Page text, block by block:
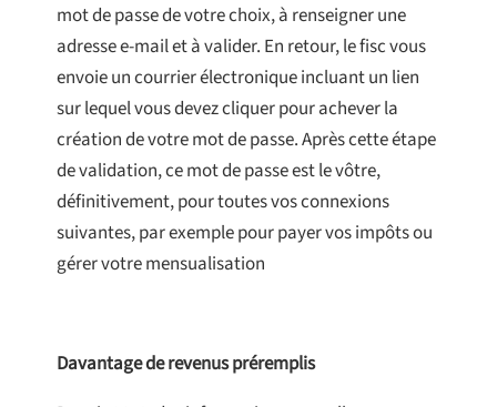
mot de passe de votre choix, à renseigner une
adresse e-mail et à valider. En retour, le fisc vous
envoie un courrier électronique incluant un lien
sur lequel vous devez cliquer pour achever la
création de votre mot de passe. Après cette étape
de validation, ce mot de passe est le vôtre,
définitivement, pour toutes vos connexions
suivantes, par exemple pour payer vos impôts ou
gérer votre mensualisation
Davantage de revenus préremplis